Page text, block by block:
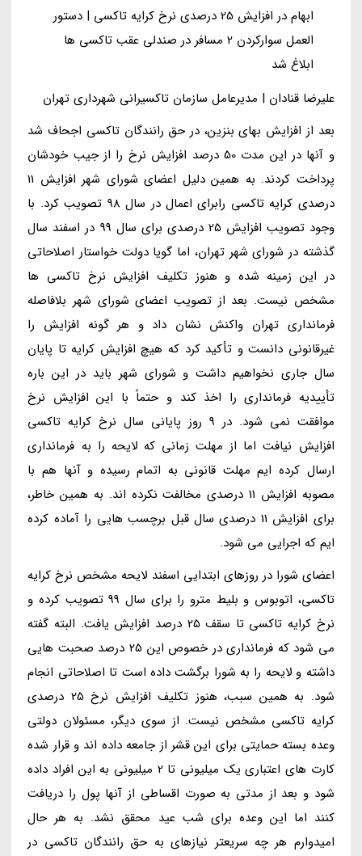
ابهام در افزایش 25 درصدی نرخ کرایه تاکسی | دستور
العمل سوارکردن 2 مسافر در صندلی عقب تاکسی ها
ابلاغ شد
علیرضا قنادان | مدیرعامل سازمان تاکسیرانی شهرداری تهران
بعد از افزایش بهای بنزین، در حق رانندگان تاکسی اجحاف شد
و آنها در این مدت 50 درصد افزایش نرخ را از جیب خودشان
پرداخت کردند. به همین دلیل اعضای شورای شهر افزایش 11
درصدی کرایه تاکسی رابرای اعمال در سال 98 تصویب کرد. با
وجود تصویب افزایش 25 درصدی برای سال 99 در اسفند سال
گذشته در شورای شهر تهران، اما گویا دولت خواستار اصلاحاتی
در این زمینه شده و هنوز تکلیف افزایش نرخ تاکسی ها
مشخص نیست. بعد از تصویب اعضای شورای شهر بلافاصله
فرمانداری تهران واکنش نشان داد و هر گونه افزایش را
غیرقانونی دانست و تأکید کرد که هیچ افزایش کرایه تا پایان
سال جاری نخواهیم داشت و شورای شهر باید در این باره
تأییدیه فرمانداری را اخذ کند و حتماً با این افزایش نرخ
موافقت نمی شود. در 9 روز پایانی سال نرخ کرایه تاکسی
افزایش نیافت اما از مهلت زمانی که لایحه را به فرمانداری
ارسال کرده ایم مهلت قانونی به اتمام رسیده و آنها هم با
مصوبه افزایش 11 درصدی مخالفت نکرده اند. به همین خاطر،
برای افزایش 11 درصدی سال قبل برچسب هایی را آماده کرده
ایم که اجرایی می شود.
اعضای شورا در روزهای ابتدایی اسفند لایحه مشخص نرخ کرایه
تاکسی، اتوبوس و بلیط مترو را برای سال 99 تصویب کرده و
نرخ کرایه تاکسی تا سقف 25 درصد افزایش یافت. البته گفته
می شود که فرمانداری در خصوص این 25 درصد صحبت هایی
داشته و لایحه را به شورا برگشت داده است تا اصلاحاتی انجام
شود. به همین سبب، هنوز تکلیف افزایش نرخ 25 درصدی
کرایه تاکسی مشخص نیست. از سوی دیگر، مسئولان دولتی
وعده بسته حمایتی برای این قشر از جامعه داده اند و قرار شده
کارت های اعتباری یک میلیونی تا 2 میلیونی به این افراد داده
شود و بعد از مدتی به صورت اقساطی از آنها پول را دریافت
کنند اما این وعده برای شب عید محقق نشد. به هر حال
امیدوارم هر چه سریعتر نیازهای به حق رانندگان تاکسی در